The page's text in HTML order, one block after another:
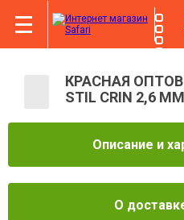
КРАСНАЯ
STIL CRIN 2,6 ММ
Описание и
О